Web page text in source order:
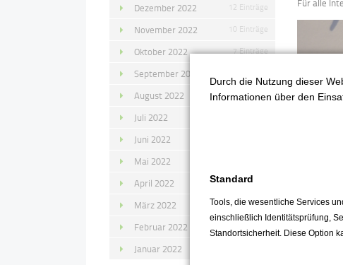
Für alle
Dezember 2022 12 Einträge
November 2022 10 Einträge
Oktober 2022 7 Einträge
September 2022
August 2022 4 Einträge
Juli 2022
Juni 2022
Mai 2022
April 2022 8 Einträge
März 2022 15 Einträge
Februar 2022
Januar 2022
Durch die Nutzung dieser
Informationen über den
Standard
Tools, die wesentliche Services
einschließlich Identitätsprüfung,
Standortsicherheit. Diese Option